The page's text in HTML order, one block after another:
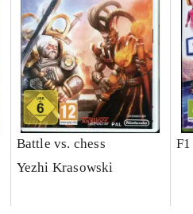
Battle vs. chess
Yezhi Krasowski